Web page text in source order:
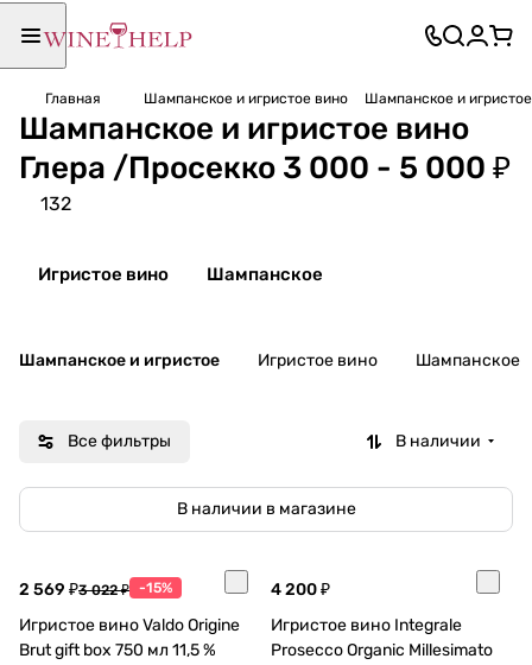
Главная Шампанское и игристое вино Шампанское и
Шампанское и игристое вино
Глера /Просекко 3 000 - 5 000 ₽
132
Игристое вино Шампанское
Шампанское и игристое Игристое вино Шампанское
Все фильтры В наличии
В наличии в магазине
2 569 ₽3 022 ₽ -15%
Игристое вино Valdo Origine
Brut gift box 750 мл 11,5 %
4 200 ₽
Игристое вино Integrale
Prosecco Organic Millesimato